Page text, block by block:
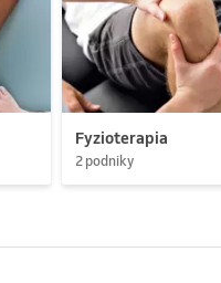
Fyzioterapia
2 podniky